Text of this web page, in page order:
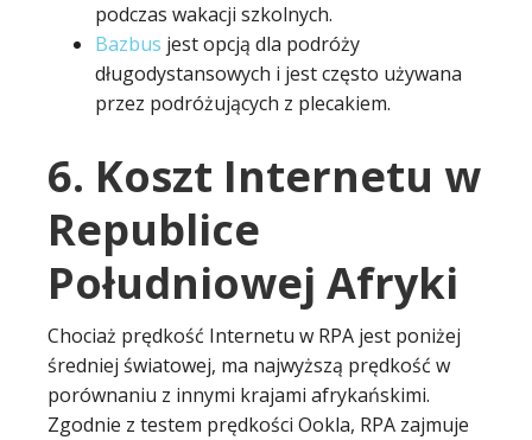
podczas wakacji szkolnych.
Bazbus jest opcją dla podróży
długodystansowych i jest często używana
przez podróżujących z plecakiem.
6. Koszt Internetu w
Republice
Południowej Afryki
Chociaż prędkość Internetu w RPA jest poniżej
średniej światowej, ma najwyższą prędkość w
porównaniu z innymi krajami afrykańskimi.
Zgodnie z testem prędkości Ookla, RPA zajmuje